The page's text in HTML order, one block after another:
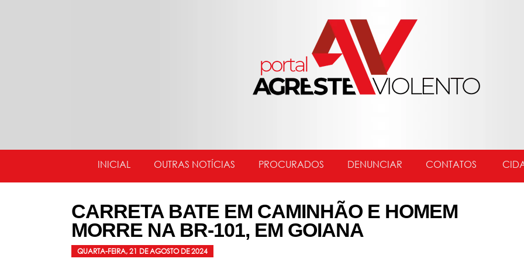
INICIAL OUTRAS NOTÍCIAS PROCURADOS DENUNCIAR CONTATOS
CARRETA BATE EM CAMINHÃO E HOMEM
MORRE NA BR-101, EM GOIANA
QUARTA-FEIRA, 21 DE AGOSTO DE 2024